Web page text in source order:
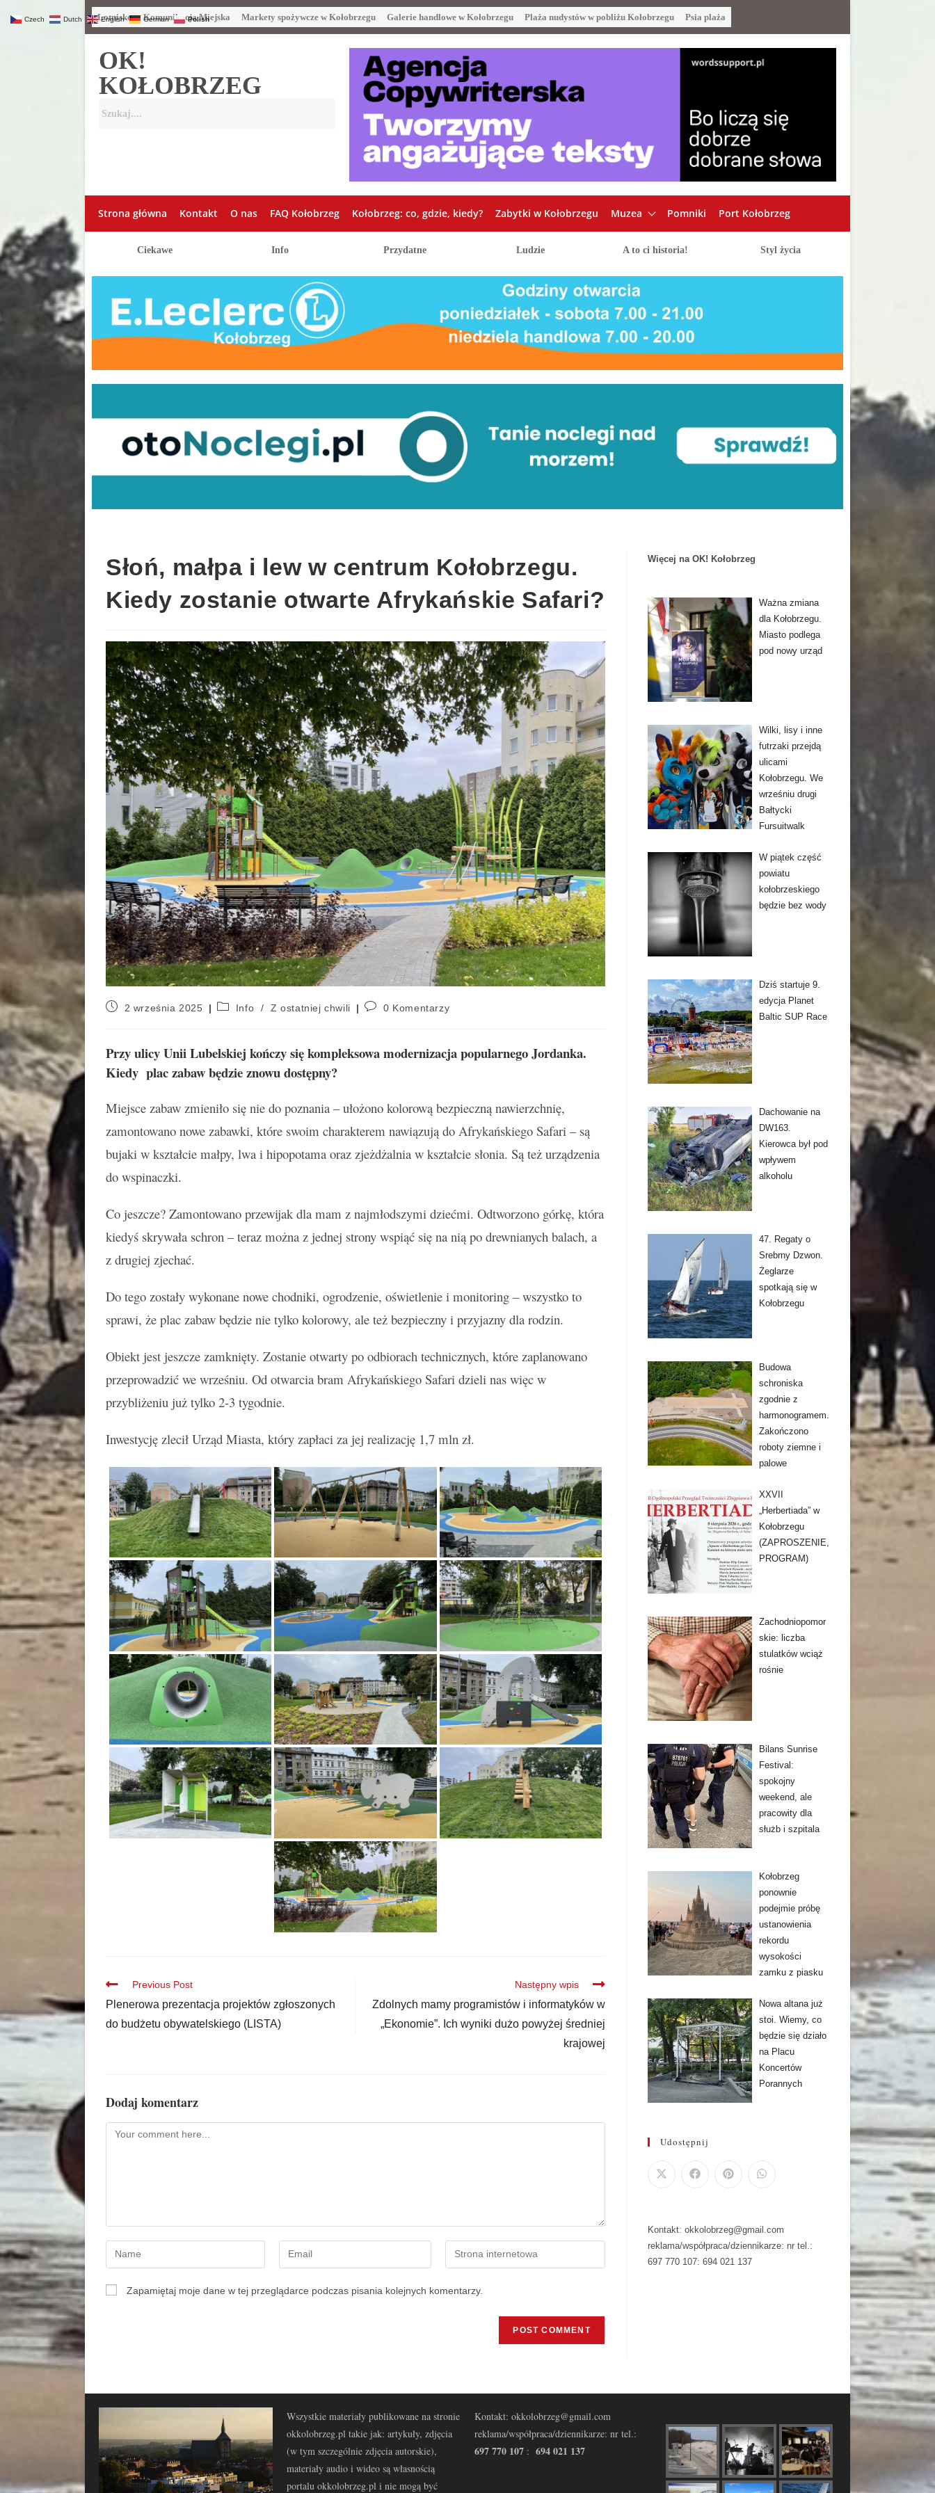
Lotnisko Komunikacja Miejska Markety spożywcze w Kołobrzegu Galerie handlowe w Kołobrzegu Plaża nudystów w pobliżu Kołobrzegu Psia plaża
OK!
KOŁOBRZEG
Strona główna Kontakt O nas FAQ Kołobrzeg Kołobrzeg: co, gdzie, kiedy? Zabytki w Kołobrzegu Muzea Pomniki Port Kołobrzeg
Ciekawe Info Przydatne Ludzie A to ci historia! Styl życia
Słoń, małpa i lew w centrum Kołobrzegu.
Kiedy zostanie otwarte Afrykańskie Safari?
2 września 2025 Info / Z ostatniej chwili 0 Komentarzy
Przy ulicy Unii Lubelskiej kończy się kompleksowa modernizacja popularnego Jordanka.
Kiedy plac zabaw będzie znowu dostępny?
Miejsce zabaw zmieniło się nie do poznania – ułożono kolorową bezpieczną nawierzchnię,
zamontowano nowe zabawki, które swoim charakterem nawiązują do Afrykańskiego Safari – są
bujaki w kształcie małpy, lwa i hipopotama oraz zjeżdżalnia w kształcie słonia. Są też urządzenia
do wspinaczki.
Co jeszcze? Zamontowano przewijak dla mam z najmłodszymi dziećmi. Odtworzono górkę, która
kiedyś skrywała schron – teraz można z jednej strony wspiąć się na nią po drewnianych balach, a
z drugiej zjechać.
Do tego zostały wykonane nowe chodniki, ogrodzenie, oświetlenie i monitoring – wszystko to
sprawi, że plac zabaw będzie nie tylko kolorowy, ale też bezpieczny i przyjazny dla rodzin.
Obiekt jest jeszcze zamknięty. Zostanie otwarty po odbiorach technicznych, które zaplanowano
przeprowadzić we wrześniu. Od otwarcia bram Afrykańskiego Safari dzieli nas więc w
przybliżeniu już tylko 2-3 tygodnie.
Inwestycję zlecił Urząd Miasta, który zapłaci za jej realizację 1,7 mln zł.
Previous Post
Plenerowa prezentacja projektów zgłoszonych
do budżetu obywatelskiego (LISTA)
Następny wpis
Zdolnych mamy programistów i informatyków w
„Ekonomie”. Ich wyniki dużo powyżej średniej
krajowej
Dodaj komentarz
Zapamiętaj moje dane w tej przeglądarce podczas pisania kolejnych komentarzy.
Więcej na OK! Kołobrzeg
Ważna zmiana
dla Kołobrzegu.
Miasto podlega
pod nowy urząd
Wilki, lisy i inne
futrzaki przejdą
ulicami
Kołobrzegu. We
wrześniu drugi
Bałtycki
Fursuitwalk
W piątek część
powiatu
kołobrzeskiego
będzie bez wody
Dziś startuje 9.
edycja Planet
Baltic SUP Race
Dachowanie na
DW163.
Kierowca był pod
wpływem
alkoholu
47. Regaty o
Srebrny Dzwon.
Żeglarze
spotkają się w
Kołobrzegu
Budowa
schroniska
zgodnie z
harmonogramem.
Zakończono
roboty ziemne i
palowe
XXVII
„Herbertiada” w
Kołobrzegu
(ZAPROSZENIE,
PROGRAM)
Zachodniopomor
skie: liczba
stulatków wciąż
rośnie
Bilans Sunrise
Festival:
spokojny
weekend, ale
pracowity dla
służb i szpitala
Kołobrzeg
ponownie
podejmie próbę
ustanowienia
rekordu
wysokości
zamku z piasku
Nowa altana już
stoi. Wiemy, co
będzie się działo
na Placu
Koncertów
Porannych
Udostępnij
Kontakt: okkolobrzeg@gmail.com
reklama/współpraca/dziennikarze: nr tel.:
697 770 107: 694 021 137
Wszystkie materiały publikowane na stronie
okkolobrzeg.pl takie jak: artykuły, zdjęcia
(w tym szczególnie zdjęcia autorskie),
materiały audio i wideo są własnością
portalu okkolobrzeg.pl i nie mogą być
Kontakt: okkolobrzeg@gmail.com
reklama/współpraca/dziennikarze: nr tel.:
697 770 107 : 694 021 137
Czech Dutch English German Polish